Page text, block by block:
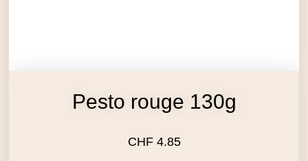
Pesto rouge 130g
CHF4.85